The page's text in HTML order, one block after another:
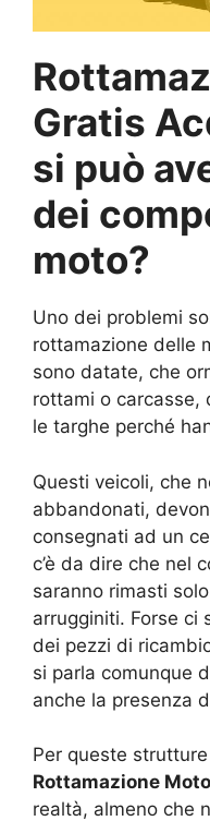
Gratis
si può
dei
moto?
Uno dei problemi
rottamazione delle
sono datate, che
rottami o carcasse,
le targhe perché
Questi veicoli, che
abbandonati,
consegnati ad un
c’è da dire che nel
saranno rimasti
arrugginiti. Forse ci
dei pezzi di
si parla comunque
anche la presenza
Per queste
Rottamazione
realtà, almeno che